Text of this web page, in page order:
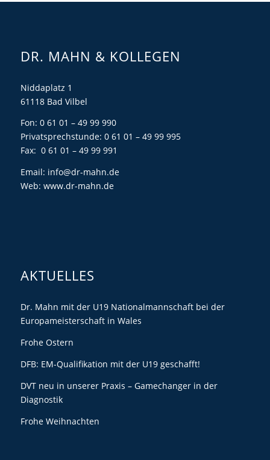
DR. MAHN & KOLLEGEN
Niddaplatz 1
61118 Bad Vilbel
Fon: 0 61 01 – 49 99 990
Privatsprechstunde: 0 61 01 – 49 99 995
Fax: 0 61 01 – 49 99 991
Email: info@dr-mahn.de
Web: www.dr-mahn.de
AKTUELLES
Dr. Mahn mit der U19 Nationalmannschaft bei der
Europameisterschaft in Wales
Frohe Ostern
DFB: EM-Qualifikation mit der U19 geschafft!
DVT neu in unserer Praxis – Gamechanger in der
Diagnostik
Frohe Weihnachten